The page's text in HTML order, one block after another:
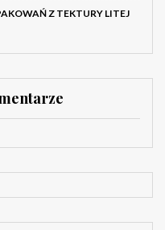
Z TEKTURY LITEJ